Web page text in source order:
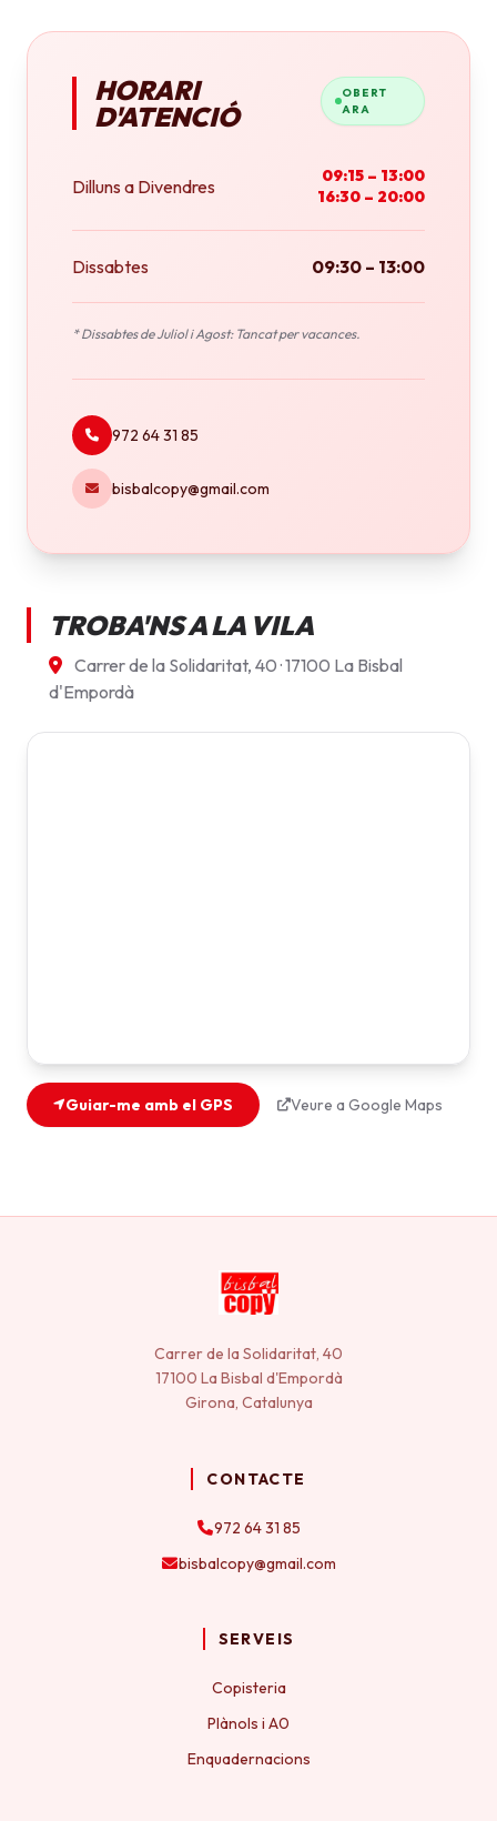
HORARI
D'ATENCIÓ
OBERT
ARA
Dilluns a Divendres
09:15 – 13:00
16:30 – 20:00
Dissabtes 09:30 – 13:00
* Dissabtes de Juliol i Agost: Tancat per vacances.
972 64 31 85
bisbalcopy@gmail.com
TROBA'NS A LA VILA
Carrer de la Solidaritat, 40 · 17100 La Bisbal
d'Empordà
Guiar-me amb el GPS Veure a Google Maps
Carrer de la Solidaritat, 40
17100 La Bisbal d'Empordà
Girona, Catalunya
CONTACTE
972 64 31 85
bisbalcopy@gmail.com
SERVEIS
Copisteria
Plànols i A0
Enquadernacions